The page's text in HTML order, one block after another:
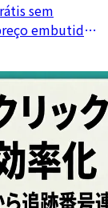
sem
embutido,
pequenas